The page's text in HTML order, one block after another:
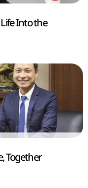
Into the
Together